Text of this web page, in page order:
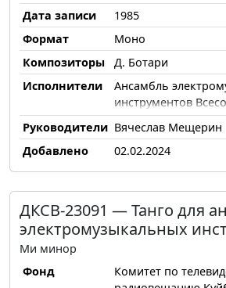
Дата записи
1985
Формат
Моно
Композиторы
Д. Ботари
Исполнители
Ансамбль
инструментов
Центрального
Руководители Вячеслав Мещерин
Добавлено
02.02.2024
ДКСВ-23091 — Танго для
электромузыкальных
Ми минор
Фонд
Комитет по